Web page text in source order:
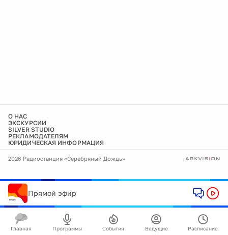
О НАС
ЭКСКУРСИИ
SILVER STUDIO
РЕКЛАМОДАТЕЛЯМ
ЮРИДИЧЕСКАЯ ИНФОРМАЦИЯ
2026 Радиостанция «Серебряный Дождь»
Прямой эфир
Главная Программы События Ведущие Расписание